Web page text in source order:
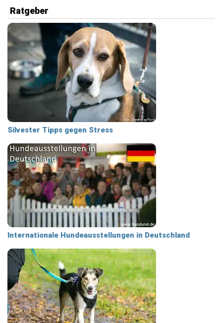
Ratgeber
Silvester Tipps gegen Stress
Internationale Hundeausstellungen in Deutschland